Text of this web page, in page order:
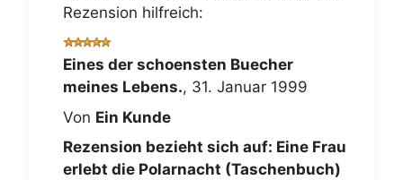
Rezension hilfreich:
Eines der schoensten Buecher
meines Lebens., 31. Januar 1999
Von Ein Kunde
Rezension bezieht sich auf: Eine Frau
erlebt die Polarnacht (Taschenbuch)